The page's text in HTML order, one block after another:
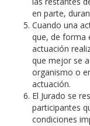
en parte,
Cuando una
que, de forma
actuación
que mejor se
organismo o
actuación.
El Jurado se
participantes
condiciones